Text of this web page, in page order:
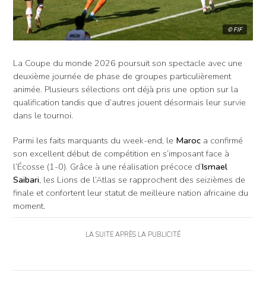
© FIF
La Coupe du monde 2026 poursuit son spectacle avec une
deuxième journée de phase de groupes particulièrement
animée. Plusieurs sélections ont déjà pris une option sur la
qualification tandis que d’autres jouent désormais leur survie
dans le tournoi.
Parmi les faits marquants du week-end, le Maroc a confirmé
son excellent début de compétition en s’imposant face à
l’Écosse (1-0). Grâce à une réalisation précoce d’Ismael
Saibari, les Lions de l’Atlas se rapprochent des seizièmes de
finale et confortent leur statut de meilleure nation africaine du
moment.
LA SUITE APRÈS LA PUBLICITÉ